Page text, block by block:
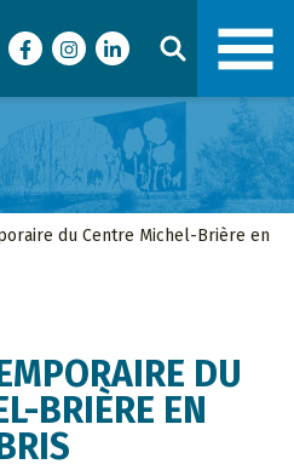
FacebookInstagramLinkedIn
du Centre Michel-Brière en
DU
BRIÈRE EN